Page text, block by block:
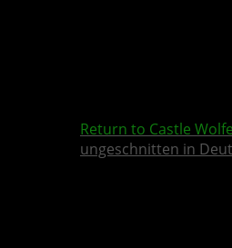
Return to Castle
ungeschnitten in